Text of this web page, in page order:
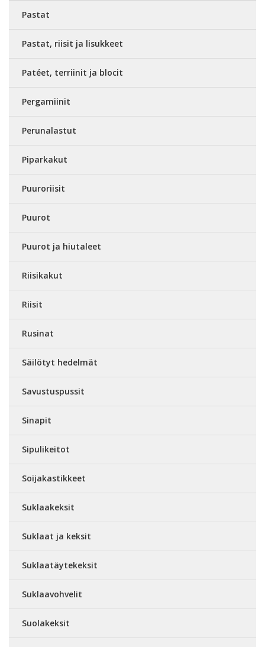
Pastat
Pastat, riisit ja lisukkeet
Patéet, terriinit ja blocit
Pergamiinit
Perunalastut
Piparkakut
Puuroriisit
Puurot
Puurot ja hiutaleet
Riisikakut
Riisit
Rusinat
Säilötyt hedelmät
Savustuspussit
Sinapit
Sipulikeitot
Soijakastikkeet
Suklaakeksit
Suklaat ja keksit
Suklaatäytekeksit
Suklaavohvelit
Suolakeksit